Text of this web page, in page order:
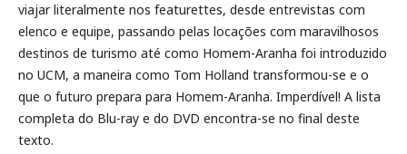
viajar literalmente nos featurettes, desde entrevistas com
elenco e equipe, passando pelas locações com maravilhosos
destinos de turismo até como Homem-Aranha foi introduzido
no UCM, a maneira como Tom Holland transformou-se e o
que o futuro prepara para Homem-Aranha. Imperdível! A lista
completa do Blu-ray e do DVD encontra-se no final deste
texto.